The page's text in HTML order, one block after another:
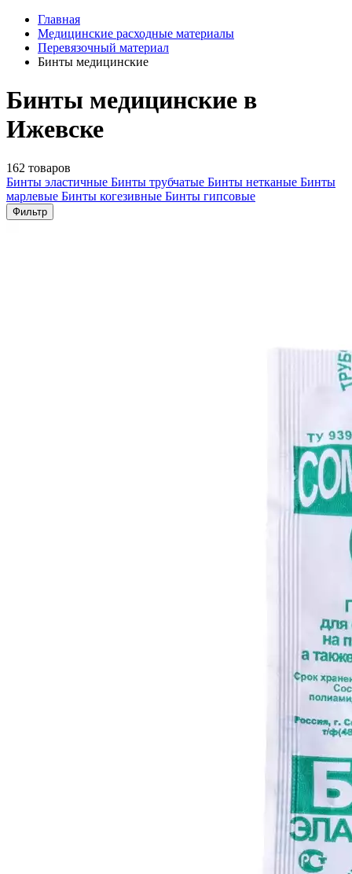
Главная
Медицинские расходные материалы
Перевязочный материал
Бинты медицинские
Бинты медицинские в
Ижевске
162 товаров
Бинты эластичные Бинты трубчатые Бинты нетканые Бинты
марлевые Бинты когезивные Бинты гипсовые
Фильтр